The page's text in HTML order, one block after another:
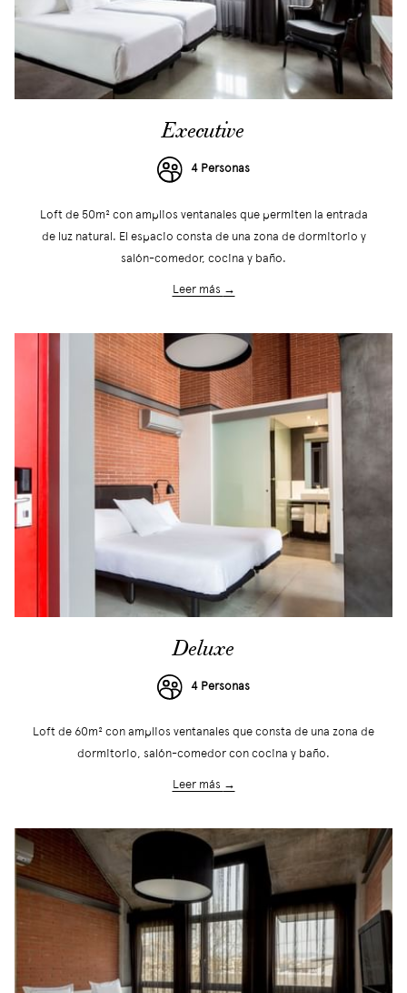
Executive
4 Personas
Loft de 50m² con amplios ventanales que permiten la entrada
de luz natural. El espacio consta de una zona de dormitorio y
salón-comedor, cocina y baño.
Leer más
Deluxe
4 Personas
Loft de 60m² con amplios ventanales que consta de una zona de
dormitorio, salón-comedor con cocina y baño.
Leer más